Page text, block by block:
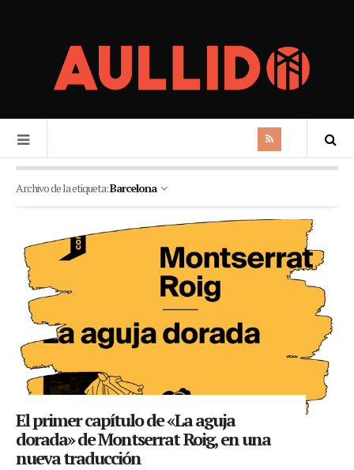
Archivo de la etiqueta:Barcelona
El primer capítulo de «La aguja
dorada» de Montserrat Roig, en una
nueva traducción